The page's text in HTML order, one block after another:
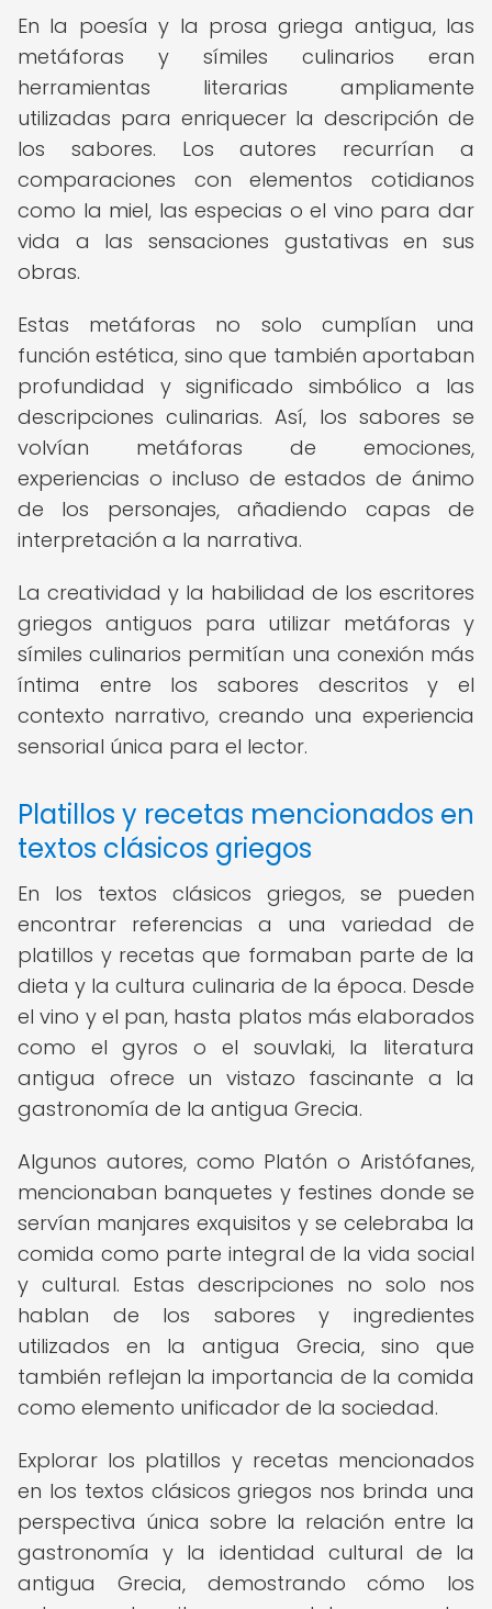
En la poesía y la prosa griega antigua, las
metáforas y símiles culinarios eran
herramientas literarias ampliamente
utilizadas para enriquecer la descripción de
los sabores. Los autores recurrían a
comparaciones con elementos cotidianos
como la miel, las especias o el vino para dar
vida a las sensaciones gustativas en sus
obras.
Estas metáforas no solo cumplían una
función estética, sino que también aportaban
profundidad y significado simbólico a las
descripciones culinarias. Así, los sabores se
volvían metáforas de emociones,
experiencias o incluso de estados de ánimo
de los personajes, añadiendo capas de
interpretación a la narrativa.
La creatividad y la habilidad de los escritores
griegos antiguos para utilizar metáforas y
símiles culinarios permitían una conexión más
íntima entre los sabores descritos y el
contexto narrativo, creando una experiencia
sensorial única para el lector.
Platillos y recetas mencionados en
textos clásicos griegos
En los textos clásicos griegos, se pueden
encontrar referencias a una variedad de
platillos y recetas que formaban parte de la
dieta y la cultura culinaria de la época. Desde
el vino y el pan, hasta platos más elaborados
como el gyros o el souvlaki, la literatura
antigua ofrece un vistazo fascinante a la
gastronomía de la antigua Grecia.
Algunos autores, como Platón o Aristófanes,
mencionaban banquetes y festines donde se
servían manjares exquisitos y se celebraba la
comida como parte integral de la vida social
y cultural. Estas descripciones no solo nos
hablan de los sabores y ingredientes
utilizados en la antigua Grecia, sino que
también reflejan la importancia de la comida
como elemento unificador de la sociedad.
Explorar los platillos y recetas mencionados
en los textos clásicos griegos nos brinda una
perspectiva única sobre la relación entre la
gastronomía y la identidad cultural de la
antigua Grecia, demostrando cómo los